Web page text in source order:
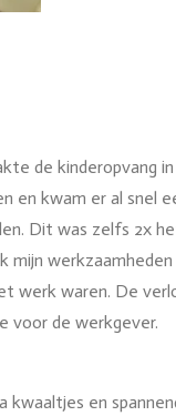
de kinderopvang
en kwam er al snel
Dit was zelfs 2x
mijn
werk waren. De
voor de werkgever.
en